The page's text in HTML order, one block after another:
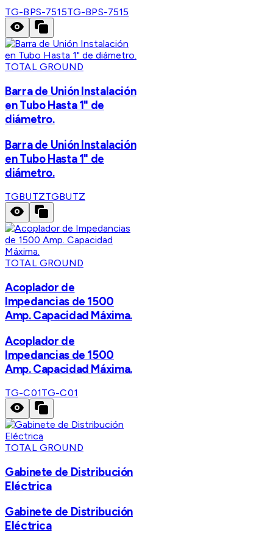
TG-BPS-7515TG-BPS-7515
TOTAL GROUND
Barra de Unión Instalación
en Tubo Hasta 1" de
diámetro.
Barra de Unión Instalación
en Tubo Hasta 1" de
diámetro.
TGBUTZTGBUTZ
TOTAL GROUND
Acoplador de
Impedancias de 1500
Amp. Capacidad Máxima.
Acoplador de
Impedancias de 1500
Amp. Capacidad Máxima.
TG-C01TG-C01
TOTAL GROUND
Gabinete de Distribución
Eléctrica
Gabinete de Distribución
Eléctrica